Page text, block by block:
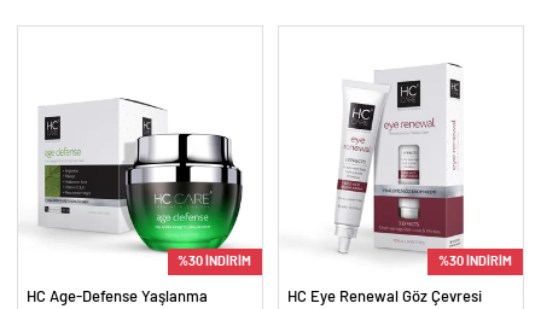
%30 İNDİRİM
HC Age-Defense Yaşlanma
%30 İNDİRİM
HC Eye Renewal Göz Çevresi